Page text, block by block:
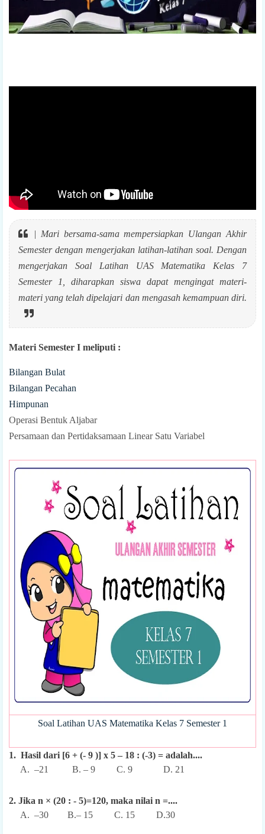
| Mari bersama-sama mempersiapkan Ulangan Akhir
Semester dengan mengerjakan latihan-latihan soal. Dengan
mengerjakan Soal Latihan UAS Matematika Kelas 7
Semester 1, diharapkan siswa dapat mengingat materi-
materi yang telah dipelajari dan mengasah kemampuan diri.
Materi Semester I meliputi :
Bilangan Bulat
Bilangan Pecahan
Himpunan
Operasi Bentuk Aljabar
Persamaan dan Pertidaksamaan Linear Satu Variabel
Soal Latihan UAS Matematika Kelas 7 Semester 1
1. Hasil dari [6 + (- 9 )] x 5 – 18 : (-3) = adalah....
A. –21 B. – 9 C. 9 D. 21
2. Jika n × (20 : - 5)=120, maka nilai n =....
A. –30 B.– 15 C. 15 D.30